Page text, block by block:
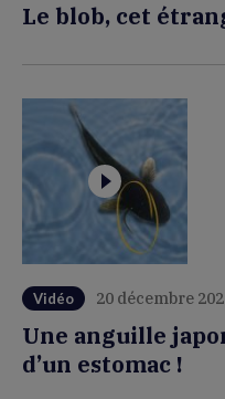
Le blob, cet
Vidéo 20 décembre
Une anguille
d’un estomac !